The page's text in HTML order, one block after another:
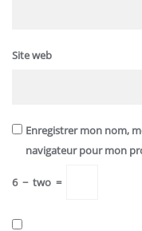
Site web
Enregistrer mon nom,
navigateur pour mon
6 − two =